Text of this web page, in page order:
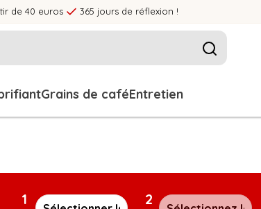
de 40 euros 365 jours de réflexion !
Grains de caféEntretien
1 2